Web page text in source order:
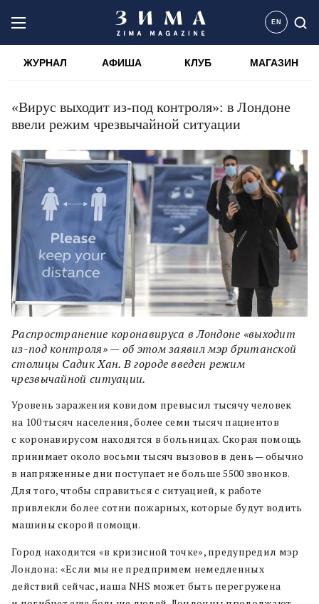
EN
ЖУРНАЛ АФИША КЛУБ МАГАЗИН
«Вирус выходит из-под контроля»: в Лондоне
ввели режим чрезвычайной ситуации
Распространение коронавируса в Лондоне «выходит
из-под контроля» — об этом заявил мэр британской
столицы Садик Хан. В городе введен режим
чрезвычайной ситуации.
Уровень заражения ковидом превысил тысячу человек
на 100 тысяч населения, более семи тысяч пациентов
с коронавирусом находятся в больницах. Скорая помощь
принимает около восьми тысяч вызовов в день — обычно
в напряженные дни поступает не больше 5500 звонков.
Для того, чтобы справиться с ситуацией, к работе
привлекли более сотни пожарных, которые будут водить
машины скорой помощи.
Город находится «в кризисной точке», предупредил мэр
Лондона: «Если мы не предпримем немедленных
действий сейчас, наша NHS может быть перегружена